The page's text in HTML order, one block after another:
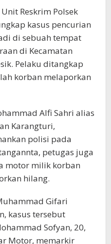
Unit Reskrim Polsek
kasus pencurian
di sebuah tempat
di Kecamatan
Pelaku ditangkap
korban melaporkan
Alfi Sahri alias
Karangturi,
polisi pada
petugas juga
motor milik korban
hilang.
Gifari
kasus tersebut
Sofyan, 20,
Motor, memarkir